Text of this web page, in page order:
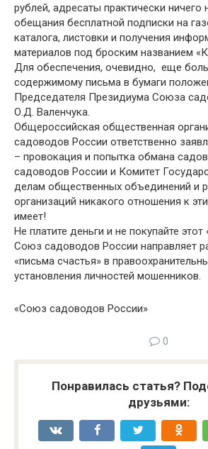
рублей, адресаты практически ничего
обещания бесплатной подписки на
каталога, листовки и получения
материалов под броским названием
Для обеспечения, очевидно, еще
содержимому письма в бумаги
Председателя Президиума Союза
О.Д. Валенчука.
Общероссийская общественная
садоводов России ответственно
– провокация и попытка обмана
садоводов России и Комитет
делам общественных объединений и
организаций никакого отношения к
имеет!
Не платите деньги и не покупайте этот
Союз садоводов России направляет
«письма счастья» в
установления личностей мошенников.
«Союз садоводов России»
0
Понравилась статья?
друзьями: